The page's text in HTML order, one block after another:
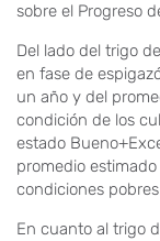
sobre el Progreso
Del lado del trigo
en fase de
un año y del
condición de los
estado
promedio
condiciones
En cuanto al trigo